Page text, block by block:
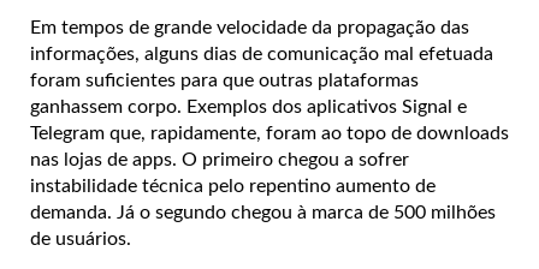
Em tempos de grande velocidade da propagação das
informações, alguns dias de comunicação mal efetuada
foram suficientes para que outras plataformas
ganhassem corpo. Exemplos dos aplicativos Signal e
Telegram que, rapidamente, foram ao topo de downloads
nas lojas de apps. O primeiro chegou a sofrer
instabilidade técnica pelo repentino aumento de
demanda. Já o segundo chegou à marca de 500 milhões
de usuários.